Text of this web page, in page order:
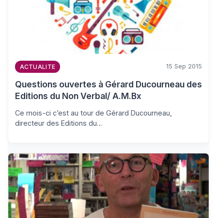
ACTUALITE 15 Sep 2015
Questions ouvertes à Gérard Ducourneau des
Editions du Non Verbal/ A.M.Bx
Ce mois-ci c’est au tour de Gérard Ducourneau,
directeur des Editions du…